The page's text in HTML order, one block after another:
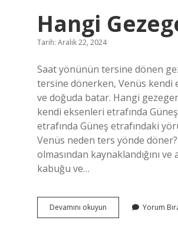
Hangi
Tarih: Aralık 22, 2024
Saat yönünün tersine dönen
tersine dönerken, Venüs kendi
ve doğuda batar. Hangi
kendi eksenleri etrafında
etrafında Güneş etrafındaki
Venüs neden ters yönde
olmasından kaynaklandığını
kabuğu ve…
Devamını okuyun
Gezegen
Yorum